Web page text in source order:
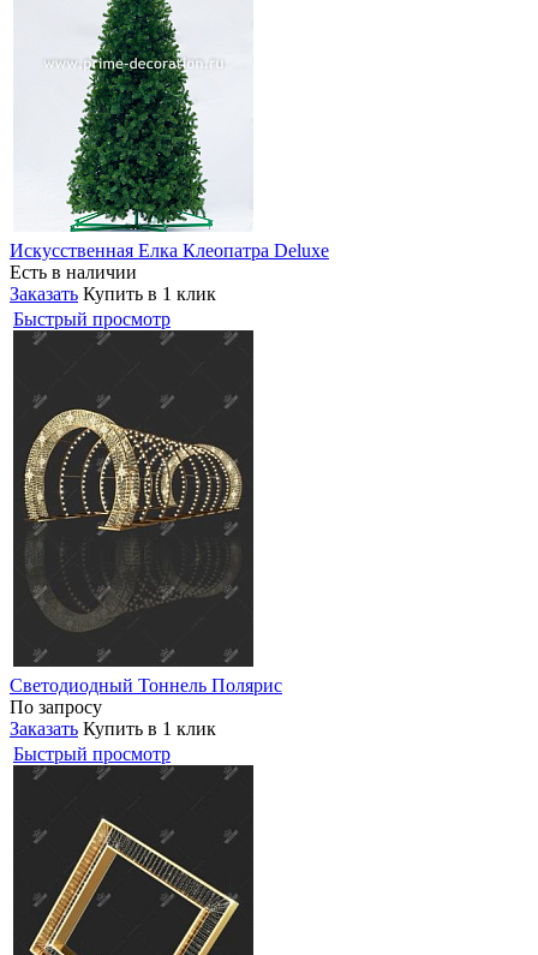
Искусственная Елка Клеопатра Deluxe
Есть в наличии
Заказать Купить в 1 клик
Быстрый просмотр
Светодиодный Тоннель Полярис
По запросу
Заказать Купить в 1 клик
Быстрый просмотр